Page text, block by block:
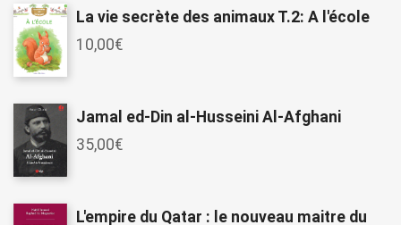
La vie secrète des animaux T.2: A l'école
10,00€
Jamal ed-Din al-Husseini Al-Afghani
35,00€
L'empire du Qatar : le nouveau maitre du